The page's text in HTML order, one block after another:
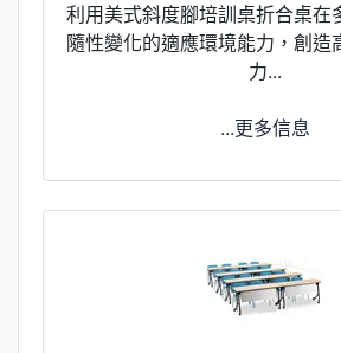
利用美式斜度腳培訓桌折合桌在
隨性變化的適應環境能力，創造
力...
...更多信息